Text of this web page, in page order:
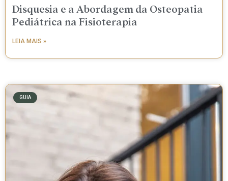
Disquesia e a Abordagem da Osteopatia
Pediátrica na Fisioterapia
LEIA MAIS »
GUIA